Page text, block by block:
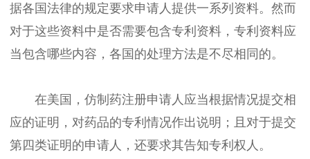
据各国法律的规定要求申请人提供一系列资料。然而
对于这些资料中是否需要包含专利资料，专利资料应
当包含哪些内容，各国的处理方法是不尽相同的。
在美国，仿制药注册申请人应当根据情况提交相
应的证明，对药品的专利情况作出说明；且对于提交
第四类证明的申请人，还要求其告知专利权人。